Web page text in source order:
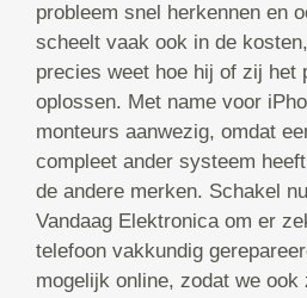
probleem snel herkennen en
scheelt vaak ook in de
precies weet hoe hij of zij het
oplossen. Met name voor
monteurs aanwezig, omdat
compleet ander systeem
de andere merken. Schakel
Vandaag Elektronica om er
telefoon vakkundig
mogelijk online, zodat we